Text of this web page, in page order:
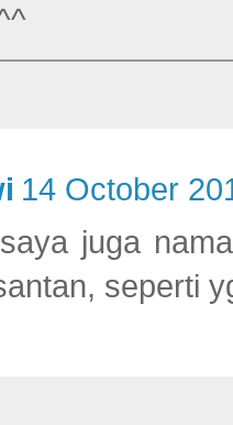
14 October
juga
seperti